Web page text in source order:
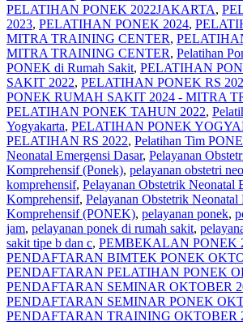
PELATIHAN PONEK 2022JAKARTA,
2023, PELATIHAN PONEK 2024,
MITRA TRAINING CENTER,
MITRA TRAINING CENTER, Pelatihan
PONEK di Rumah Sakit, PELATIHAN
SAKIT 2022, PELATIHAN PONEK RS
PONEK RUMAH SAKIT 2024 - MITRA
PELATIHAN PONEK TAHUN 2022,
Yogyakarta, PELATIHAN PONEK
PELATIHAN RS 2022, Pelatihan Tim
Neonatal Emergensi Dasar, Pelayanan
Komprehensif (Ponek), pelayanan obstetri
komprehensif, Pelayanan Obstetrik Neonatal
Komprehensif, Pelayanan Obstetrik Neonatal
Komprehensif (PONEK), pelayanan ponek,
jam, pelayanan ponek di rumah sakit,
sakit tipe b dan c, PEMBEKALAN PONEK
PENDAFTARAN BIMTEK PONEK
PENDAFTARAN PELATIHAN PONEK
PENDAFTARAN SEMINAR OKTOBER
PENDAFTARAN SEMINAR PONEK
PENDAFTARAN TRAINING OKTOBER